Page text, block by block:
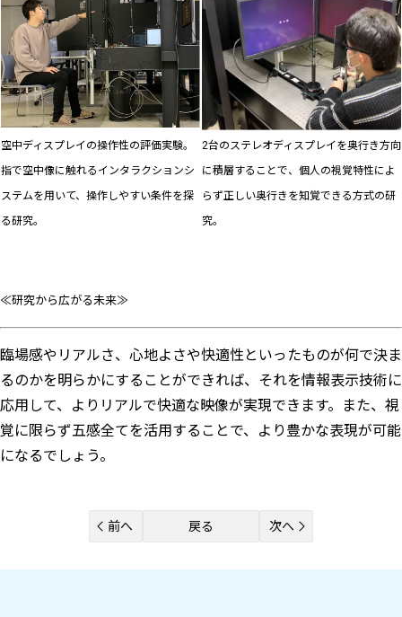
空中ディスプレイの操作性の評価実験。
指で空中像に触れるインタラクションシ
ステムを用いて、操作しやすい条件を探
る研究。
2台のステレオディスプレイを奥行き方向
に積層することで、個人の視覚特性によ
らず正しい奥行きを知覚できる方式の研
究。
≪研究から広がる未来≫
臨場感やリアルさ、心地よさや快適性といったものが何で決ま
るのかを明らかにすることができれば、それを情報表示技術に
応用して、よりリアルで快適な映像が実現できます。また、視
覚に限らず五感全てを活用することで、より豊かな表現が可能
になるでしょう。
前へ 戻る 次へ